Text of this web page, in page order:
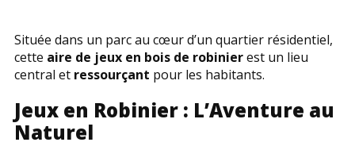
Située dans un parc au cœur d’un quartier résidentiel,
cette aire de jeux en bois de robinierest un lieu
central et ressourçant pour les habitants.
Jeux en Robinier : L’Aventure au
Naturel